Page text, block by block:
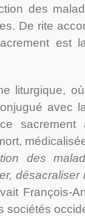
des
De rite
est
liturgique,
avec
sacrement
des
désacraliser
François-
sociétés